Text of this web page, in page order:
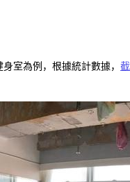
室為例，根據統計數據，